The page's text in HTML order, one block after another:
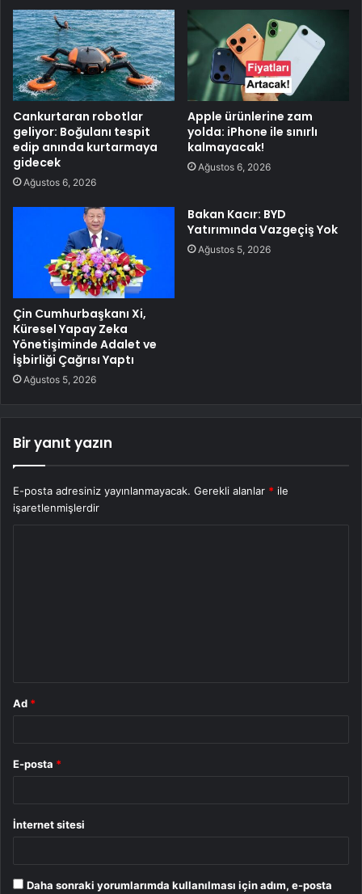
Cankurtaran robotlar
geliyor: Boğulanı tespit
edip anında kurtarmaya
gidecek
Ağustos 6, 2026
Apple ürünlerine zam
yolda: iPhone ile sınırlı
kalmayacak!
Ağustos 6, 2026
Çin Cumhurbaşkanı Xi,
Küresel Yapay Zeka
Yönetişiminde Adalet ve
İşbirliği Çağrısı Yaptı
Ağustos 5, 2026
Bakan Kacır: BYD
Yatırımında Vazgeçiş Yok
Ağustos 5, 2026
Bir yanıt yazın
E-posta adresiniz yayınlanmayacak. Gerekli alanlar * ile
işaretlenmişlerdir
Ad *
E-posta *
İnternet sitesi
Daha sonraki yorumlarımda kullanılması için adım, e-posta